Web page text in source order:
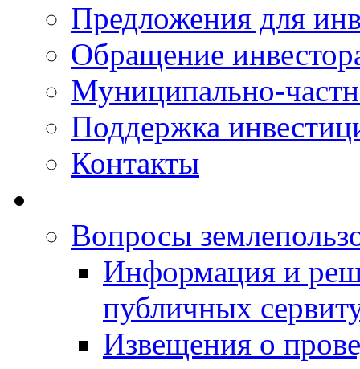
Предложения для
Обращение
Муниципально-
Поддержка
Контакты
Вопросы
Информация и
публичных
Извещения о